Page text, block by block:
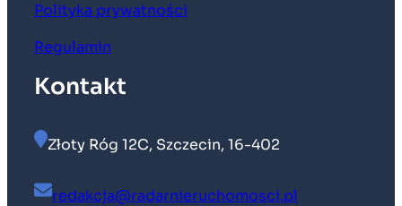
Polityka prywatności
Regulamin
Kontakt
Złoty Róg 12C, Szczecin, 16-402
redakcja@radarnieruchomosci.pl